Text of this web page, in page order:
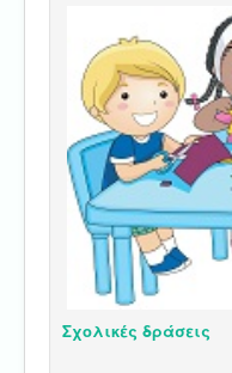
Σχολικές δράσεις